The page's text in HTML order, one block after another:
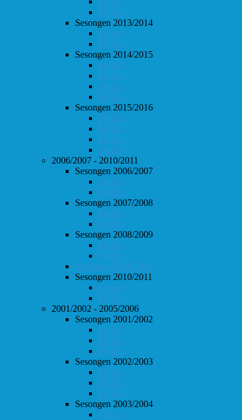
Follo 2
Sesongen 2013/2014
Follo 1
Follo 2
Sesongen 2014/2015
Follo 1
Follo 2
Follo 3
Follo 4
Sesongen 2015/2016
Follo 1
Follo 2
Follo 3
Follo 4
2006/2007 - 2010/2011
Sesongen 2006/2007
Follo 1
Follo 2
Sesongen 2007/2008
Follo 1
Follo 2
Sesongen 2008/2009
Follo 1
Follo 2
Sesongen 2009/2010
Sesongen 2010/2011
Follo 1
Follo 2
2001/2002 - 2005/2006
Sesongen 2001/2002
Follo 1
Follo 2
Follo 3
Sesongen 2002/2003
Follo 1
Follo 2
Follo 3
Sesongen 2003/2004
Follo 1